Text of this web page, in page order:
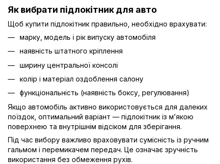
Як вибрати підлокітник для авто
Щоб купити підлокітник правильно, необхідно врахувати:
марку, модель і рік випуску автомобіля
наявність штатного кріплення
ширину центральної консолі
колір і матеріал оздоблення салону
функціональність (наявність боксу, регулювання)
Якщо автомобіль активно використовується для далеких
поїздок, оптимальний варіант — підлокітник із м’якою
поверхнею та внутрішнім відсіком для зберігання.
Під час вибору важливо враховувати сумісність із ручним
гальмом і перемикачем передач. Це означає зручність
використання без обмеження рухів.